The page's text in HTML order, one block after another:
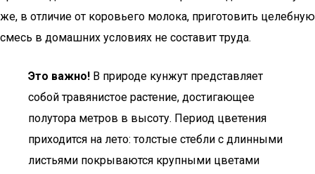
же, в отличие от коровьего молока, приготовить целебную
смесь в домашних условиях не составит труда.
Это важно! В природе кунжут представляет
собой травянистое растение, достигающее
полутора метров в высоту. Период цветения
приходится на лето: толстые стебли с длинными
листьями покрываются крупными цветами